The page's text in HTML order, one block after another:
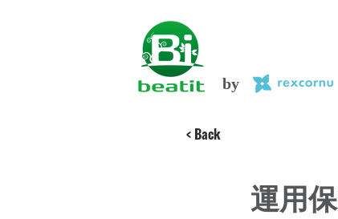
by
< Back
運用